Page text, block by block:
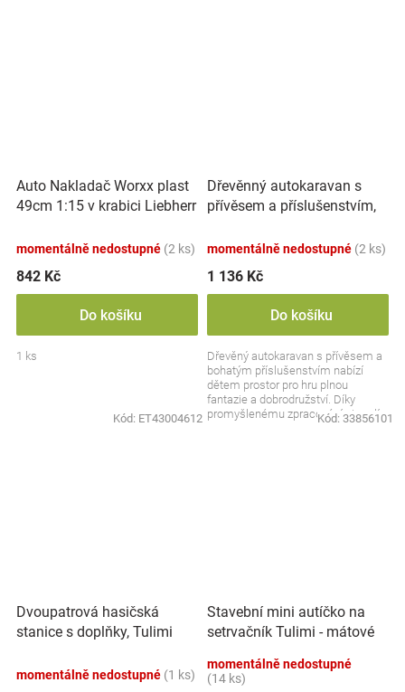
Auto Nakladač Worxx plast
49cm 1:15 v krabici Liebherr
momentálně nedostupné (2 ks)
842 Kč
Do košíku
1 ks
Kód: ET43004612
Dřevěnný autokaravan s
přívěsem a příslušenstvím,
momentálně nedostupné (2 ks)
1 136 Kč
Do košíku
Dřevěný autokaravan s přívěsem a
bohatým příslušenstvím nabízí
dětem prostor pro hru plnou
fantazie a dobrodružství. Díky
promyšlenému zpracování si malí
Kód: 33856101
Dvoupatrová hasičská
stanice s doplňky, Tulimi
momentálně nedostupné (1 ks)
Stavební mini autíčko na
setrvačník Tulimi - mátové
momentálně nedostupné
(14 ks)